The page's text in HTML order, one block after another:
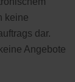
keine
dar.
Angebote